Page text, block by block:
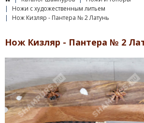
Ножи с художественным литьем
Нож Кизляр - Пантера № 2 Латунь
Нож Кизляр - Пантера № 2